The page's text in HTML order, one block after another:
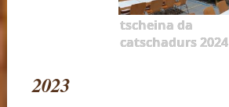
tscheina da
catschadurs 2024
2023